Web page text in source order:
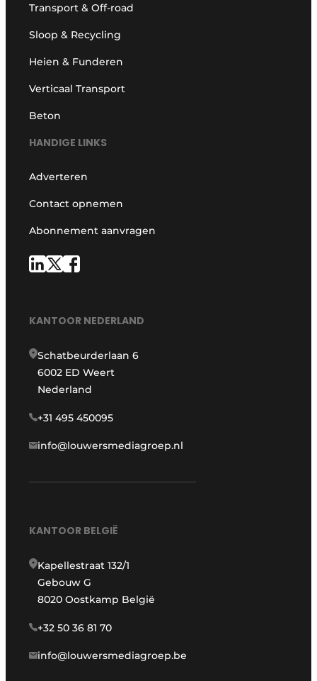
Transport & Off-road
Sloop & Recycling
Heien & Funderen
Verticaal Transport
Beton
HANDIGE LINKS
Adverteren
Contact opnemen
Abonnement aanvragen
KANTOOR NEDERLAND
Schatbeurderlaan 6
6002 ED Weert
Nederland
+31 495 450095
info@louwersmediagroep.nl
KANTOOR BELGIË
Kapellestraat 132/1
Gebouw G
8020 Oostkamp België
+32 50 36 81 70
info@louwersmediagroep.be